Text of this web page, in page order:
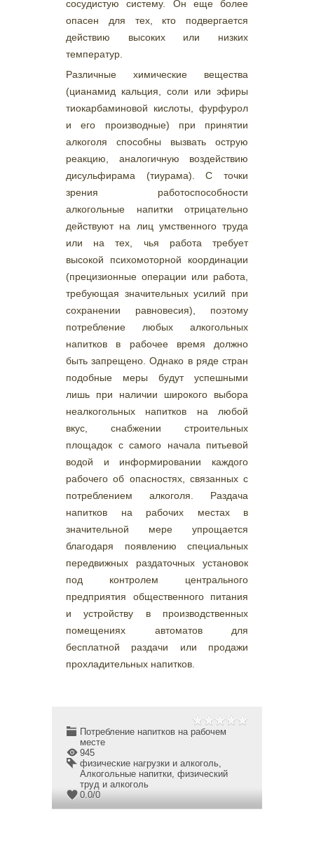
сосудистую систему. Он еще более
опасен для тех, кто подвергается
действию высоких или низких
температур.
Различные химические вещества
(цианамид кальция, соли или эфиры
тиокарбаминовой кислоты, фурфурол
и его производные) при принятии
алкоголя способны вызвать острую
реакцию, аналогичную воздействию
дисульфирама (тиурама). С точки
зрения работоспособности
алкогольные напитки отрицательно
действуют на лиц умственного труда
или на тех, чья работа требует
высокой психомоторной координации
(прецизионные операции или работа,
требующая значительных усилий при
сохранении равновесия), поэтому
потребление любых алкогольных
напитков в рабочее время должно
быть запрещено. Однако в ряде стран
подобные меры будут успешными
лишь при наличии широкого выбора
неалкогольных напитков на любой
вкус, снабжении строительных
площадок с самого начала питьевой
водой и информировании каждого
рабочего об опасностях, связанных с
потреблением алкоголя. Раздача
напитков на рабочих местах в
значительной мере упрощается
благодаря появлению специальных
передвижных раздаточных установок
под контролем центрального
предприятия общественного питания
и устройству в производственных
помещениях автоматов для
бесплатной раздачи или продажи
прохладительных напитков.
Потребление напитков на рабочем
месте
945
физические нагрузки и алкоголь,
Алкогольные напитки, физический
труд и алкоголь
0.0/0